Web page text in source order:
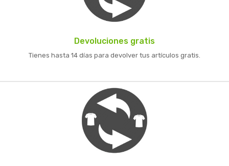
Devoluciones gratis
Tienes hasta 14 días para devolver tus artículos gratis.